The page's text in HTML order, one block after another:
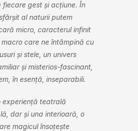
fiecare gest și acțiune. În
al naturii putem
micro, caracterul infinit
macro care ne întâmpină cu
și stele, un univers
și misterios-fascinant,
în esență, inseparabili.
experiență teatrală
dar și una interioară, o
magicul însoțește